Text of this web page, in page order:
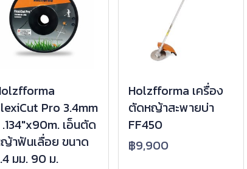
Pro 3.4mm
เอ็นตัด
าฟันเลื่อย ขนาด
มม. 90 ม.
Holzfforma เครื่อง
ตัดหญ้าสะพายบ่า
FF450
฿9,900